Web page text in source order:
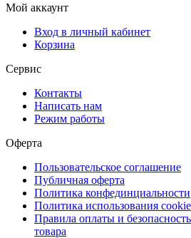
Мой аккаунт
Вход в личный кабинет
Корзина
Сервис
Контакты
Написать нам
Режим работы
Оферта
Пользовательское соглашение
Публичная оферта
Политика конфединциальности
Политика использования cookie
Правила оплаты и
товара